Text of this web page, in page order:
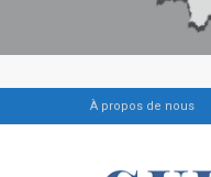
À propos de nous